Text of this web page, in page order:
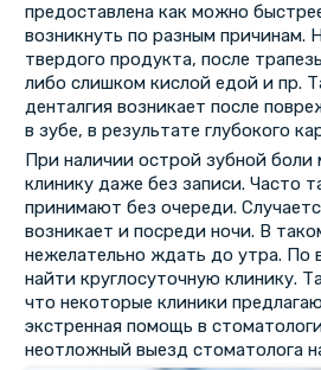
предоставлена как можно
возникнуть по разным причинам.
твердого продукта, после
либо слишком кислой едой и пр.
денталгия возникает после
в зубе, в результате глубокого
При наличии острой зубной
клинику даже без записи. Часто
принимают без очереди.
возникает и посреди ночи. В
нежелательно ждать до утра. По
найти круглосуточную клинику.
что некоторые клиники
экстренная помощь в
неотложный выезд стоматолога